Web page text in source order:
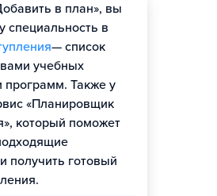
в план», вы
специальность в
— список
учебных
программ. Также у
«Планировщик
который поможет
получить готовый